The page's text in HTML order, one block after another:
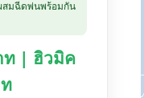
สมฉีดพ่นพร้อมกัน
ท | ฮิวมิค